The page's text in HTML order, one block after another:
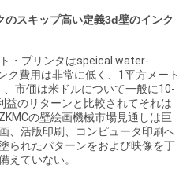
スキップ高い定義3d壁のインク
・プリンタはspeical water-
ク費用は非常に低く、1平方メート
市価は米ドルについて一般に10-
益のリターンと比較されてそれは
の壁絵画機械市場見通しは巨
、活版印刷、コンピュータ印刷へ
られたパターンをおよび映像を丁
えていない。